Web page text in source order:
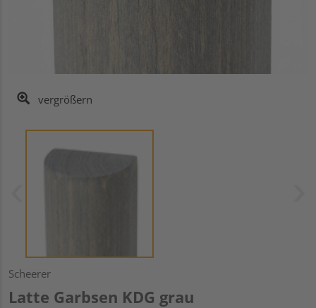
vergrößern
Scheerer
Latte Garbsen KDG grau